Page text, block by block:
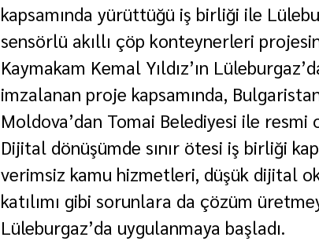
kapsamında yürüttüğü iş birliği ile
sensörlü akıllı çöp konteynerleri
Kaymakam Kemal Yıldız’ın
imzalanan proje kapsamında,
Moldova’dan Tomai Belediyesi ile
Dijital dönüşümde sınır ötesi iş birliği
verimsiz kamu hizmetleri, düşük dijital
katılımı gibi sorunlara da çözüm
Lüleburgaz’da uygulanmaya başladı.